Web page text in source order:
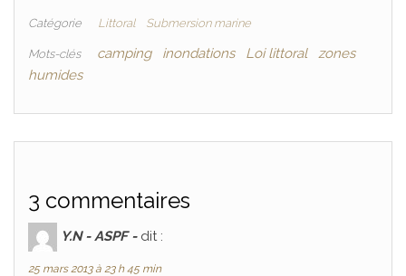
Catégorie Littoral Submersion marine
Mots-clés camping inondations Loi littoral
zones
humides
3 commentaires
Y.N - ASPF - dit :
25 mars 2013 à 23 h 45 min